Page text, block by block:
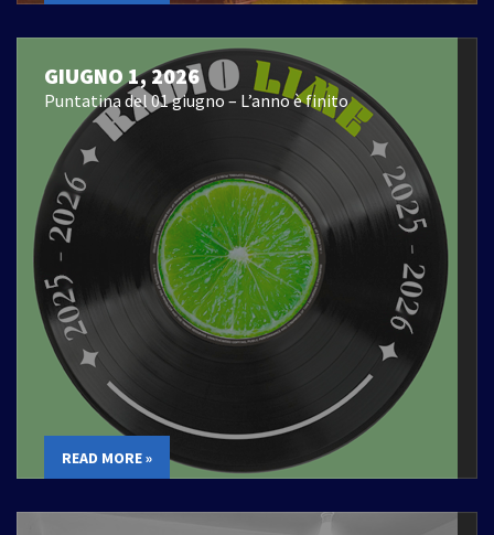
GIUGNO 1, 2026
Puntatina del 01 giugno – L’anno è finito
READ MORE »